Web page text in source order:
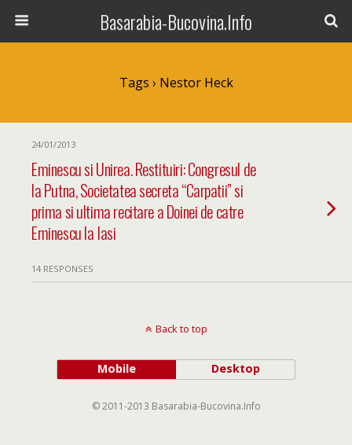
Basarabia-Bucovina.Info
Tags › Nestor Heck
24/01/2013
Eminescu si Unirea. Restituiri: Congresul de
la Putna, Societatea secreta “Carpatii” si
prima si ultima recitare a Doinei de catre
Eminescu la Iasi
14 RESPONSES
Back to top
Mobile Desktop
© 2011-2013 Basarabia-Bucovina.Info